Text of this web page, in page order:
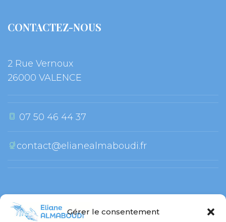
Gérer le consentement
CONTACTEZ-NOUS
2 Rue Vernoux
26000 VALENCE
07 50 46 44 37
contact@elianealmaboudi.fr
RESTONS CONNECTÉ !